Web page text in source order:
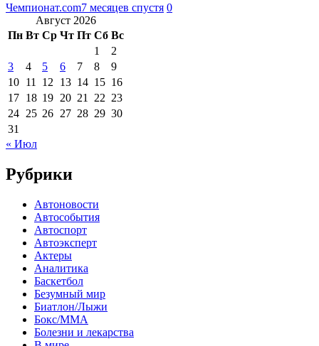
Чемпионат.com7 месяцев спустя 0
Август 2026
Пн Вт Ср Чт Пт Сб Вс
1
2
3
4 5 6 7 8
9
10 11 12 13 14 15 16
17 18 19 20 21 22 23
24 25 26 27 28 29 30
31
« Июл
Рубрики
Автоновости
Автособытия
Автоспорт
Автоэксперт
Актеры
Аналитика
Баскетбол
Безумный мир
Биатлон/Лыжи
Бокс/MMA
Болезни и лекарства